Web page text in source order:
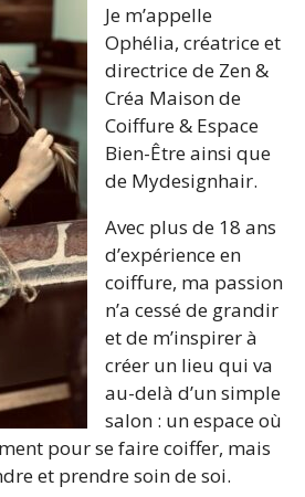
Je m’appelle
Ophélia, créatrice et
directrice de Zen &
Créa Maison de
Coiffure & Espace
Bien-Être ainsi que
de Mydesignhair.
Avec plus de 18 ans
d’expérience en
coiffure, ma passion
n’a cessé de grandir
et de m’inspirer à
créer un lieu qui va
au-delà d’un simple
salon : un espace où
pour se faire coiffer, mais
et prendre soin de soi.